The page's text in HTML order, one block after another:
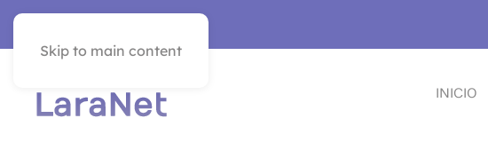
Skip to main content
INICIO